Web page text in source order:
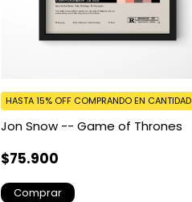
Jon Snow -- Game of Thrones
$75.900
HASTA 15% OFF COMPRANDO EN CANTIDAD
Comprar